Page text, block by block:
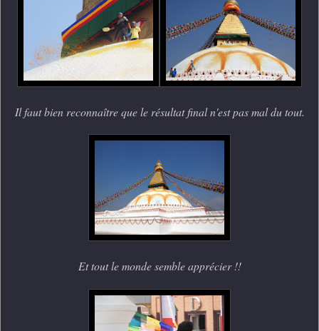
Il faut bien reconnaître que le résultat final n'est pas mal du tout.
Et tout le monde semble apprécier !!